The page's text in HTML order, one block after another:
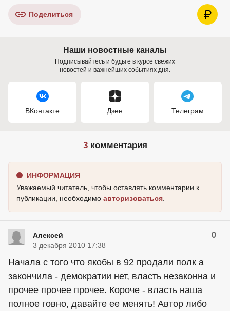
Поделиться
Наши новостные каналы
Подписывайтесь и будьте в курсе свежих
новостей и важнейших событиях дня.
ВКонтакте Дзен Телеграм
3комментария
ИНФОРМАЦИЯ
Уважаемый читатель, чтобы оставлять комментарии к
публикации, необходимо авторизоваться
Алексей 0
3 декабря 2010 17:38
Начала с того что якобы в 92 продали полк а
закончила - демократии нет, власть незаконна и
прочее прочее прочее. Короче - власть наша
полное говно, давайте ее менять! Автор либо